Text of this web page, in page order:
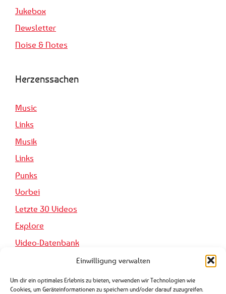
Einwilligung verwalten
Um dir ein optimales Erlebnis zu bieten, verwenden wir Technologien wie
Cookies, um Geräteinformationen zu speichern und/oder darauf zuzugreifen.
Jukebox
Newsletter
Noise & Notes
Herzenssachen
Music
Links
Musik
Links
Punks
Vorbei
Letzte 30 Videos
Explore
Video-Datenbank
Pro Forma